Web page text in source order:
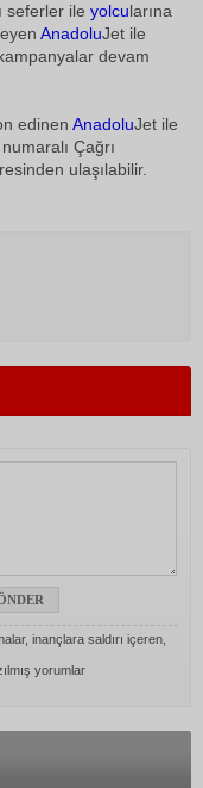
seferler ile yolcularına
AnadoluJet ile
devam
edinen AnadoluJet ile
Çağrı
ulaşılabilir.
inançlara saldırı içeren,
yorumlar